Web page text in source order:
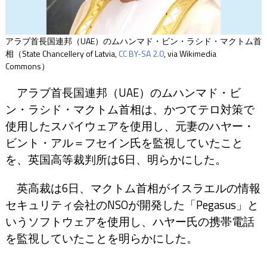
アラブ首長国連邦（UAE）のムハンマド・ビン・ラシド・マクトム首
相（State Chancellery of Latvia,CC BY-SA 2.0, via Wikimedia
Commons）
アラブ首長国連邦（UAE）のムハンマド・ビ
ン・ラシド・マクトム首相は、かつてテロ対策で
使用したスパイウェアを使用し、元妻のハヤー・
ビント・アル＝フセイン氏を監視していたこと
を、英国高等裁判所は6日、明らかにした。
英高裁は6日、マクトム首相がイスラエルの情報
セキュリティ会社のNSOが開発した「Pegasus」と
いうソフトウェアを使用し、ハヤー氏の携帯電話
を監視していたことを明らかにした。